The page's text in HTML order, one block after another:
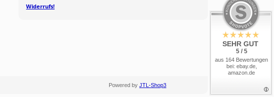
Widerrufs!
Powered by JTL-Shop3
SEHR GUT
5 / 5
aus 164 Bewertungen
bei: ebay.de,
amazon.de